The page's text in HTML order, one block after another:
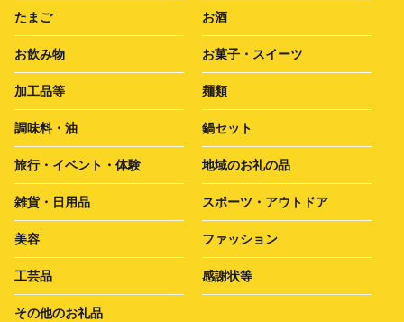
たまご お酒
お飲み物 お菓子・スイーツ
加工品等 麺類
調味料・油 鍋セット
旅行・イベント・体験 地域のお礼の品
雑貨・日用品 スポーツ・アウトドア
美容 ファッション
工芸品 感謝状等
その他のお礼品